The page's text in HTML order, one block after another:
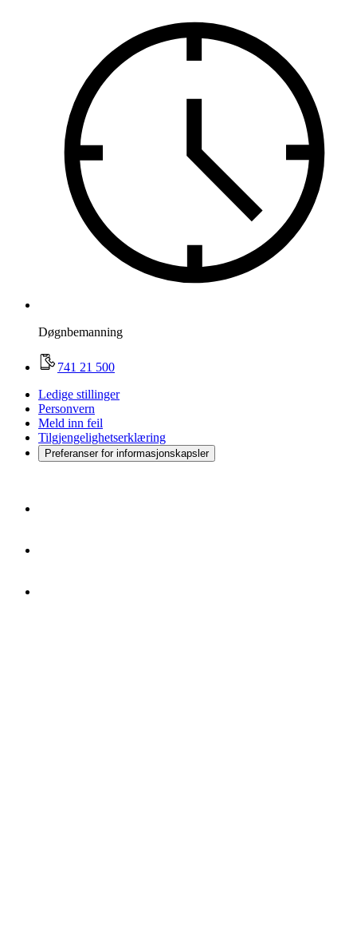
Døgnbemanning
741 21 500
Ledige stillinger
Personvern
Meld inn feil
Tilgjengelighetserklæring
Preferanser for informasjonskapsler